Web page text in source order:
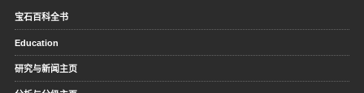
宝石百科全书
Education
研究与新闻主页